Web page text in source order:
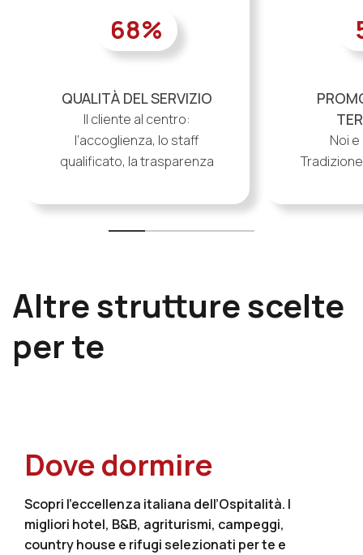
68%
QUALITÀ DEL SERVIZIO
Il cliente al centro:
l’accoglienza, lo staff
qualificato, la trasparenza
Noi
Altre strutture scelte
per te
Dove dormire
Scopri l’eccellenza italiana dell’Ospitalità. I
migliori hotel, B&B, agriturismi, campeggi,
country house e rifugi selezionati per te e